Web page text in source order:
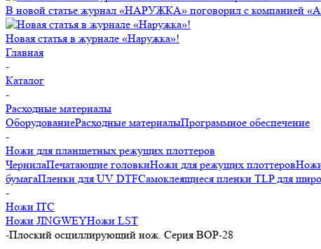
В новой статье журнал «НАРУЖКА» поговорил с компанией
Новая статья в журнале «Наружка»!
Главная
-
Каталог
-
Расходные материалы
ОборудованиеРасходные материалыПрограммное обеспечение
-
Ножи для планшетных режущих плоттеров
ЧернилаПечатающие головкиНожи для режущих плоттеров
бумагаПленки для UV DTFСамоклеящиеся пленки TLP для
-
Ножи ITC
Ножи JINGWEYНожи LST
-Плоский осциллирующий нож. Серия BOP-28